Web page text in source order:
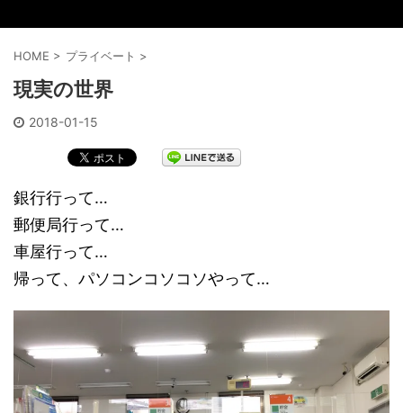
HOME > プライベート >
現実の世界
2018-01-15
銀行行って…
郵便局行って…
車屋行って…
帰って、パソコンコソコソやって…